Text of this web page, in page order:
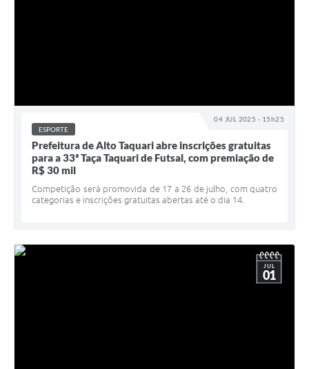
04 JUL 2025 - 15h25
ESPORTE
Prefeitura de Alto Taquari abre inscrições gratuitas
para a 33ª Taça Taquari de Futsal, com premiação de
R$ 30 mil
Competição será promovida de 17 a 26 de julho, com quatro
categorias e inscrições gratuitas abertas até o dia 14.
JUL
01